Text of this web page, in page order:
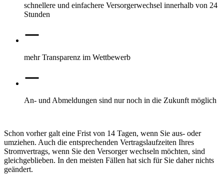
schnellere und einfachere Versorgerwechsel innerhalb von 24
Stunden
mehr Transparenz im Wettbewerb
An- und Abmeldungen sind nur noch in die Zukunft möglich
Schon vorher galt eine Frist von 14 Tagen, wenn Sie aus- oder
umziehen. Auch die entsprechenden Vertragslaufzeiten Ihres
Stromvertrags, wenn Sie den Versorger wechseln möchten, sind
gleichgeblieben. In den meisten Fällen hat sich für Sie daher nichts
geändert.